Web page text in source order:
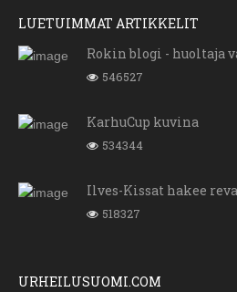
LUETUIMMAT ARTIKKELIT
Rokin blogi - huoltaja
546527
KarhuCup kuvina
534344
Ilves-Kissat hakee
518327
URHEILUSUOMI.COM